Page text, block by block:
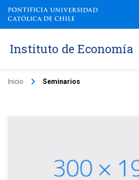
Instituto de Economía
Inicio keyboard_arrow_right Seminarios